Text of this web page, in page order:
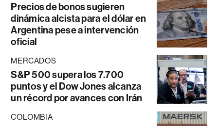
Precios de bonos sugieren
dinámica alcista para el dólar en
Argentina pese a intervención
oficial
MERCADOS
S&P 500 supera los 7.700
puntos y el Dow Jones alcanza
un récord por avances con Irán
COLOMBIA